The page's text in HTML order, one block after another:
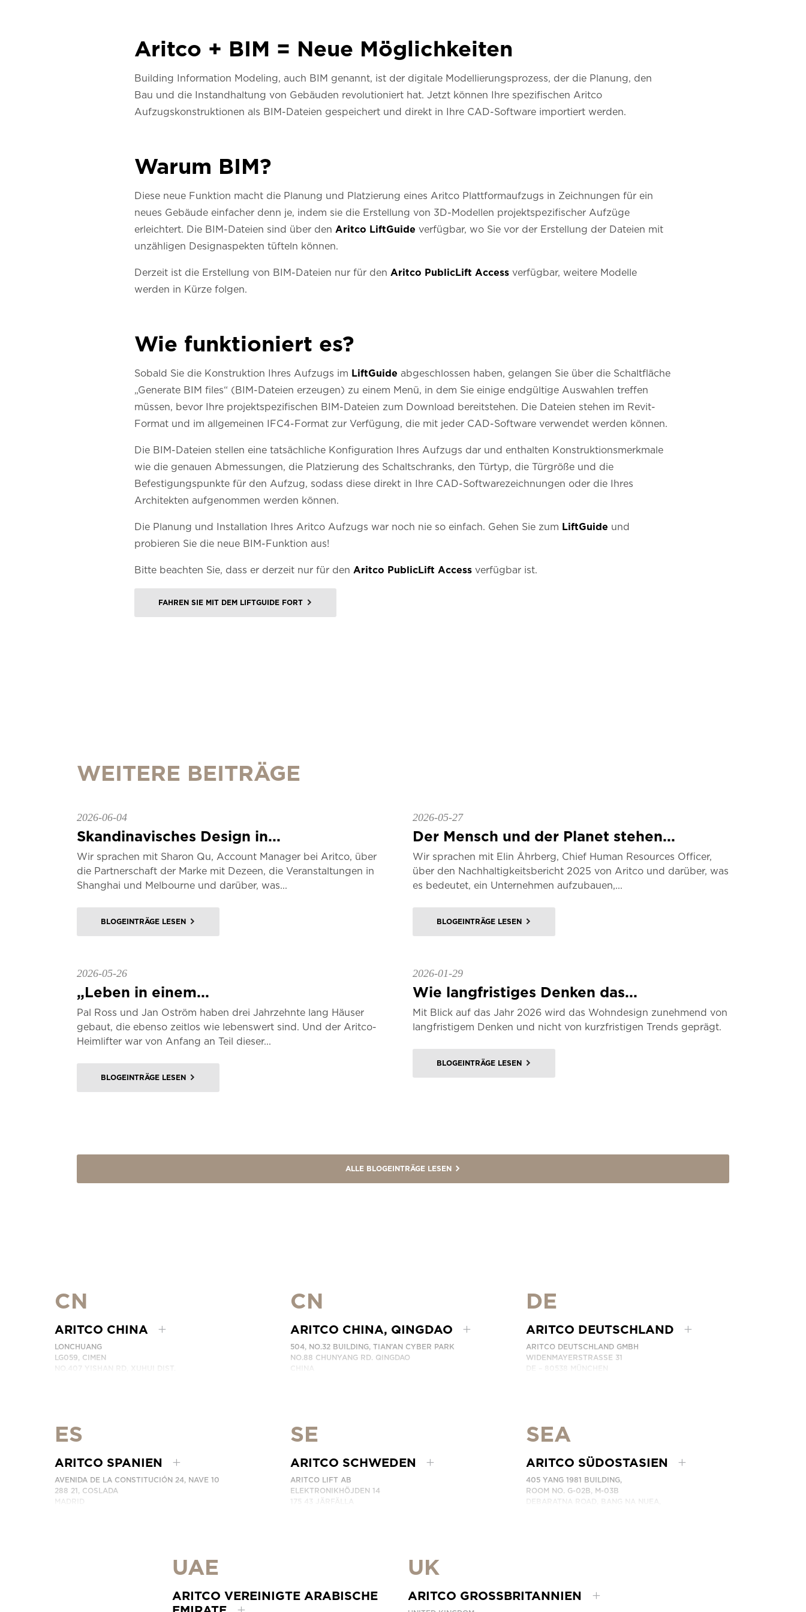
Aritco + BIM = Neue Möglichkeiten
Building Information Modeling, auch BIM genannt, ist der digitale Modellierungsprozess, der die Planung, den
Bau und die Instandhaltung von Gebäuden revolutioniert hat. Jetzt können Ihre spezifischen Aritco
Aufzugskonstruktionen als BIM-Dateien gespeichert und direkt in Ihre CAD-Software importiert werden.
Warum BIM?
Diese neue Funktion macht die Planung und Platzierung eines Aritco Plattformaufzugs in Zeichnungen für ein
neues Gebäude einfacher denn je, indem sie die Erstellung von 3D-Modellen projektspezifischer Aufzüge
erleichtert. Die BIM-Dateien sind über den Aritco LiftGuide verfügbar, wo Sie vor der Erstellung der Dateien mit
unzähligen Designaspekten tüfteln können.
Derzeit ist die Erstellung von BIM-Dateien nur für den Aritco PublicLift Access verfügbar, weitere Modelle
werden in Kürze folgen.
Wie funktioniert es?
Sobald Sie die Konstruktion Ihres Aufzugs im LiftGuide abgeschlossen haben, gelangen Sie über die Schaltfläche
„Generate BIM files“ (BIM-Dateien erzeugen) zu einem Menü, in dem Sie einige endgültige Auswahlen treffen
müssen, bevor Ihre projektspezifischen BIM-Dateien zum Download bereitstehen. Die Dateien stehen im Revit-
Format und im allgemeinen IFC4-Format zur Verfügung, die mit jeder CAD-Software verwendet werden können.
Die BIM-Dateien stellen eine tatsächliche Konfiguration Ihres Aufzugs dar und enthalten Konstruktionsmerkmale
wie die genauen Abmessungen, die Platzierung des Schaltschranks, den Türtyp, die Türgröße und die
Befestigungspunkte für den Aufzug, sodass diese direkt in Ihre CAD-Softwarezeichnungen oder die Ihres
Architekten aufgenommen werden können.
Die Planung und Installation Ihres Aritco Aufzugs war noch nie so einfach. Gehen Sie zum LiftGuide und
probieren Sie die neue BIM-Funktion aus!
Bitte beachten Sie, dass er derzeit nur für den Aritco PublicLift Access verfügbar ist.
FAHREN SIE MIT DEM LIFTGUIDE FORT
WEITERE BEITRÄGE
2026-06-04
Skandinavisches Design in...
Wir sprachen mit Sharon Qu, Account Manager bei Aritco, über
die Partnerschaft der Marke mit Dezeen, die Veranstaltungen in
Shanghai und Melbourne und darüber, was...
BLOGEINTRÄGE LESEN
2026-05-27
Der Mensch und der Planet stehen...
Wir sprachen mit Elin Åhrberg, Chief Human Resources Officer,
über den Nachhaltigkeitsbericht 2025 von Aritco und darüber, was
es bedeutet, ein Unternehmen aufzubauen,...
BLOGEINTRÄGE LESEN
2026-05-26
„Leben in einem...
Pal Ross und Jan Oström haben drei Jahrzehnte lang Häuser
gebaut, die ebenso zeitlos wie lebenswert sind. Und der Aritco-
Heimlifter war von Anfang an Teil dieser...
BLOGEINTRÄGE LESEN
2026-01-29
Wie langfristiges Denken das...
Mit Blick auf das Jahr 2026 wird das Wohndesign zunehmend von
langfristigem Denken und nicht von kurzfristigen Trends geprägt.
BLOGEINTRÄGE LESEN
ALLE BLOGEINTRÄGE LESEN
CN
ARITCO CHINA
LONCHUANG
LG059, CIMEN
NO.407 YISHAN RD, XUHUI DIST.
CN
ARITCO CHINA, QINGDAO
504, NO.32 BUILDING, TIAN’AN CYBER PARK
NO.88 CHUNYANG RD. QINGDAO
CHINA
DE
ARITCO DEUTSCHLAND
ARITCO DEUTSCHLAND GMBH
WIDENMAYERSTRASSE 31
DE – 80538 MÜNCHEN
ES
ARITCO SPANIEN
AVENIDA DE LA CONSTITUCIÓN 24, NAVE 10
288 21, COSLADA
MADRID
SE
ARITCO SCHWEDEN
ARITCO LIFT AB
ELEKTRONIKHÖJDEN 14
175 43 JÄRFÄLLA
SEA
ARITCO SÜDOSTASIEN
405 YANG 1981 BUILDING,
ROOM NO. G-02B, M-03B
DEBARATNA ROAD, BANG NA NUEA,
UAE
ARITCO VEREINIGTE ARABISCHE
UK
ARITCO GROSSBRITANNIEN